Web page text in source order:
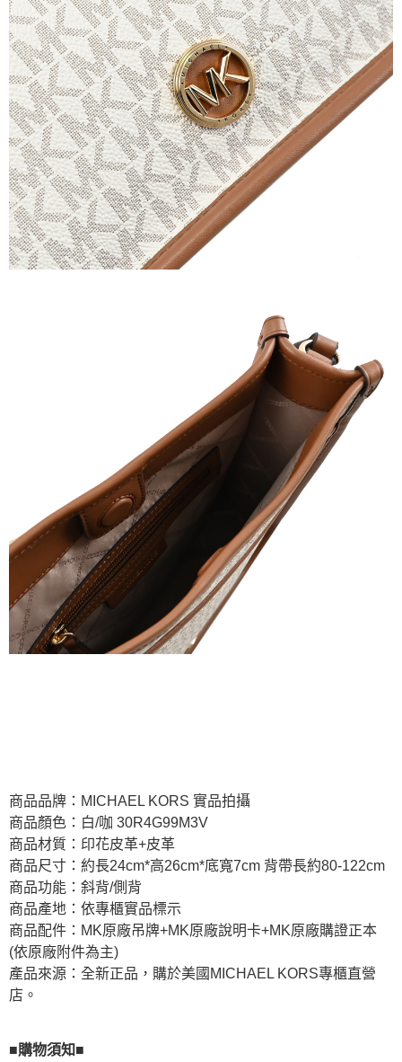
商品品牌：MICHAEL KORS 實品拍攝
商品顏色：白/咖 30R4G99M3V
商品材質：印花皮革+皮革
商品尺寸：約長24cm*高26cm*底寬7cm 背帶長約80-122cm
商品功能：斜背/側背
商品產地：依專櫃實品標示
商品配件：MK原廠吊牌+MK原廠說明卡+MK原廠購證正本
(依原廠附件為主)
產品來源：全新正品，購於美國MICHAEL KORS專櫃直營
店。
■購物須知■